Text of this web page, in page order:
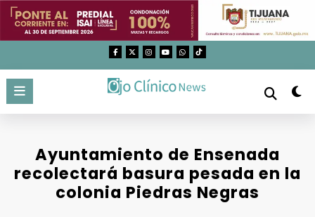
Saltar
contenido
Ayuntamiento de Ensenada
recolectará basura pesada en la
colonia Piedras Negras